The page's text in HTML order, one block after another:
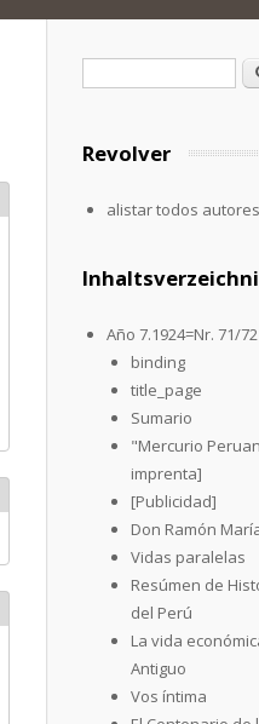
Formulario de
Revolver
alistar todos autores
Año 7.1924=Nr. 71/72
binding
title_page
Sumario
"Mercurio
imprenta]
[Publicidad]
Don Ramón
Vidas paralelas
Resúmen de
del Perú
La vida
Antiguo
Vos íntima